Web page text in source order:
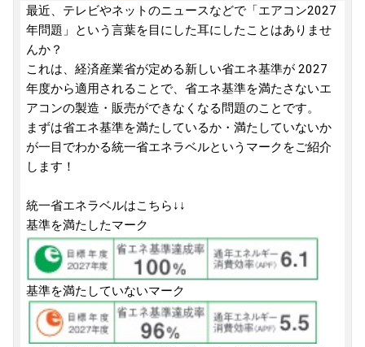
最近、テレビやネットのニュースなどで「エアコン2027
年問題」という言葉を目にした耳にしたことはありませ
んか？
これは、経済産業省が定める新しい省エネ基準が 2027
年度から適用されることで、省エネ基準を満たさないエ
アコンの製造・販売ができなくなる問題のことです。
まずは省エネ基準を満たしているか・満たしていないか
が一目でわかる統一省エネラベルというマークをご紹介
します！
統一省エネラベルはこちら↓↓
基準を満たしたマーク
基準を満たしていないマーク